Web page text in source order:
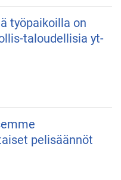
työpaikoilla on
taloudellisia yt-
pelisäännöt